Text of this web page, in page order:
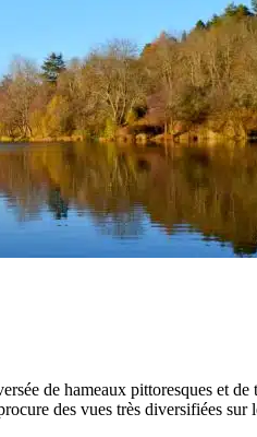
de hameaux pittoresques
des vues très diversifiées